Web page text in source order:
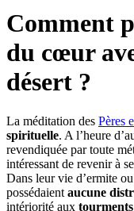
Comment
du cœur
désert ?
La méditation des Pères
spirituelle. A l’heure
revendiquée par toute
intéressant de revenir à
Dans leur vie d’ermite
possédaient aucune
intériorité aux